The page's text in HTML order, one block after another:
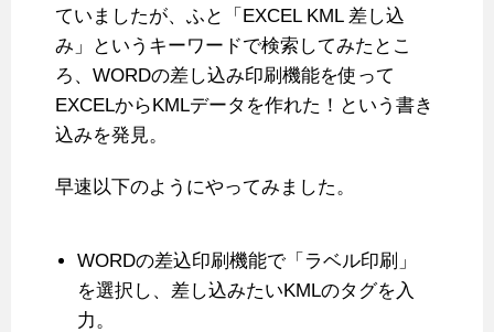
ていましたが、ふと「EXCEL KML 差し込
み」というキーワードで検索してみたとこ
ろ、WORDの差し込み印刷機能を使って
EXCELからKMLデータを作れた！という書き
込みを発見。
早速以下のようにやってみました。
WORDの差込印刷機能で「ラベル印刷」
を選択し、差し込みたいKMLのタグを入
力。